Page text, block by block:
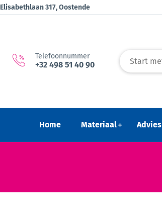
Elisabethlaan 317, Oostende
Telefoonnummer
+32 498 51 40 90
Home Materiaal Advies